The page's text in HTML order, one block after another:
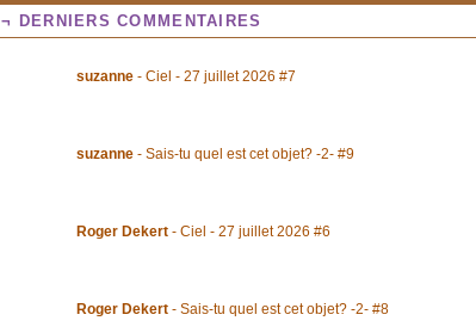
¬ DERNIERS COMMENTAIRES
suzanne - Ciel - 27 juillet 2026 #7
suzanne - Sais-tu quel est cet objet? -2- #9
Roger Dekert - Ciel - 27 juillet 2026 #6
Roger Dekert - Sais-tu quel est cet objet? -2- #8